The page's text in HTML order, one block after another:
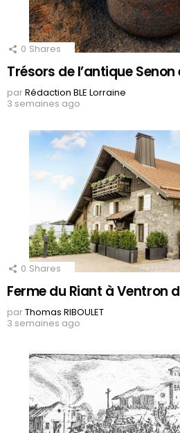
0 Shares
Trésors de l’antique Senon
parRédaction BLE Lorraine
3 semaines ago
0 Shares
Ferme du Riant à Ventron
parThomas RIBOULET
3 semaines ago